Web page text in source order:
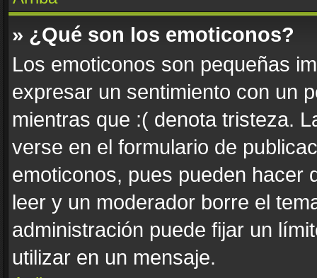
» ¿Qué son los emoticonos?
Los emoticonos son pequeñas
expresar un sentimiento con un
mientras que :( denota tristeza.
verse en el formulario de
emoticonos, pues pueden hacer
leer y un moderador borre el
administración puede fijar un
utilizar en un mensaje.